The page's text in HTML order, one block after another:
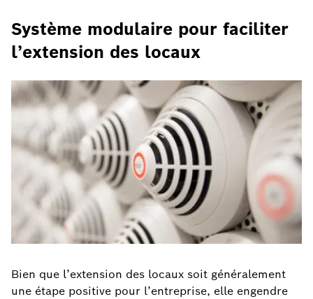
Système modulaire pour faciliter
l’extension des locaux
Bien que l’extension des locaux soit généralement
une étape positive pour l’entreprise, elle engendre